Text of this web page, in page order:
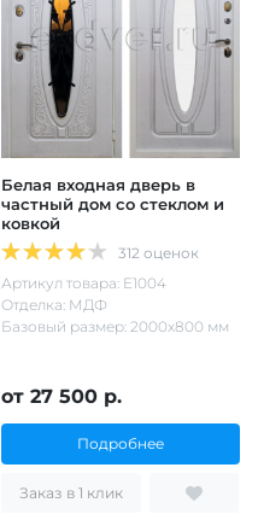
Белая входная дверь в
частный дом со стеклом и
ковкой
312 оценок
Артикул товара: Е1004
Отделка: МДФ
Базовый размер: 2000х800 мм
от 27 500 р.
Подробнее
Заказ в 1 клик